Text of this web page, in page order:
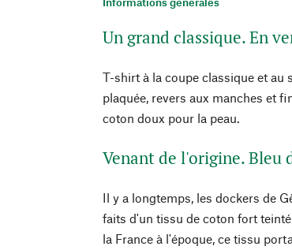
Un grand classique. En
T-shirt à la coupe classique et au
plaquée, revers aux manches et
coton doux pour la peau.
Venant de l'origine. Bleu
Il y a longtemps, les dockers de
faits d'un tissu de coton fort
la France à l'époque, ce tissu